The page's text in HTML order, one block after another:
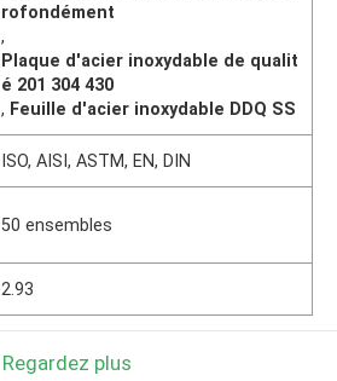
rofondément
,
Plaque d'acier inoxydable de qualit
é 201 304 430
, Feuille d'acier inoxydable DDQ SS
ISO, AISI, ASTM, EN, DIN
50 ensembles
2.93
Regardez plus